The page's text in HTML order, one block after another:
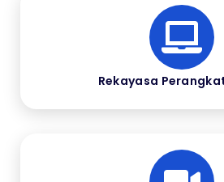
Rekayasa